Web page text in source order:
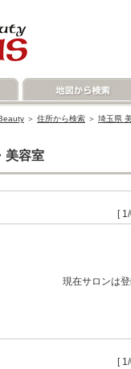
＞ 住所から検索 ＞ 埼玉県
美容室
[
現在サロンは登
[